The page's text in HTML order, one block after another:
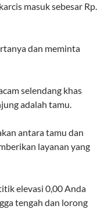
masuk sebesar Rp.
dan meminta
selendang khas
adalah tamu.
antara tamu dan
layanan yang
elevasi 0,00 Anda
tengah dan lorong